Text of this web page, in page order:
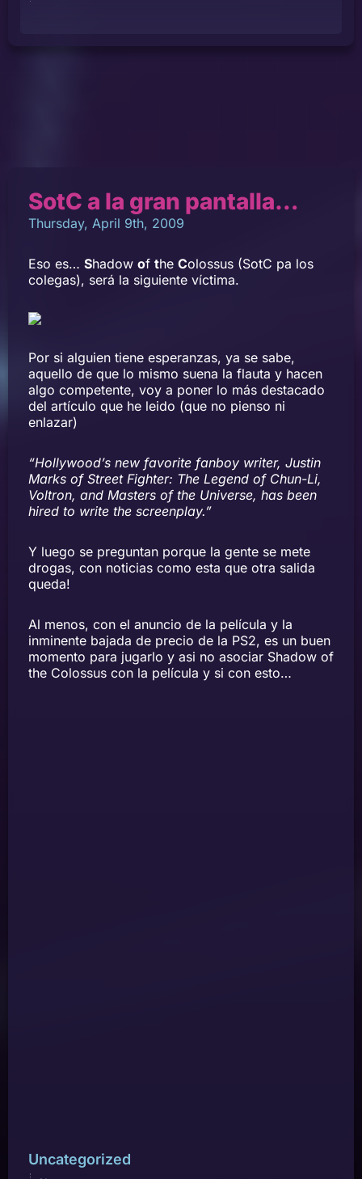
SotC a la gran pantalla…
Thursday, April 9th, 2009
Eso es… Shadow of the Colossus (SotC pa los
colegas), será la siguiente víctima.
Por si alguien tiene esperanzas, ya se sabe,
aquello de que lo mismo suena la flauta y hacen
algo competente, voy a poner lo más destacado
del artículo que he leido (que no pienso ni
enlazar)
“Hollywood’s new favorite fanboy writer, Justin
Marks of Street Fighter: The Legend of Chun-Li,
Voltron, and Masters of the Universe, has been
hired to write the screenplay.”
Y luego se preguntan porque la gente se mete
drogas, con noticias como esta que otra salida
queda!
Al menos, con el anuncio de la película y la
inminente bajada de precio de la PS2, es un buen
momento para jugarlo y asi no asociar Shadow of
the Colossus con la película y si con esto…
Uncategorized